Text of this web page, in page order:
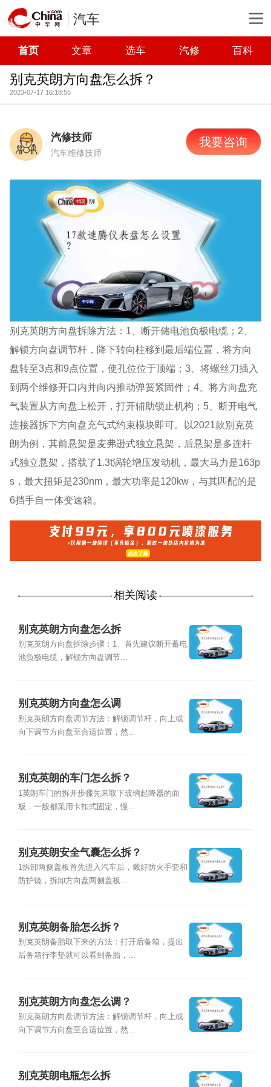
汽车
首页 文章 选车 汽修 百科
别克英朗方向盘怎么拆？
2023-07-17 16:18:55
汽修技师
汽车维修技师
我要咨询
别克英朗方向盘拆除方法：1、断开储电池负极电缆；2、
解锁方向盘调节杆，降下转向柱移到最后端位置，将方向
盘转至3点和9点位置，使孔位位于顶端；3、将螺丝刀插入
到两个维修开口内并向内推动弹簧紧固件；4、将方向盘充
气装置从方向盘上松开，打开辅助锁止机构；5、断开电气
连接器拆下方向盘充气式约束模块即可。以2021款别克英
朗为例，其前悬架是麦弗逊式独立悬架，后悬架是多连杆
式独立悬架，搭载了1.3t涡轮增压发动机，最大马力是163p
s，最大扭矩是230nm，最大功率是120kw，与其匹配的是
6挡手自一体变速箱。
相关阅读
别克英朗方向盘怎么拆
别克英朗方向盘拆除步骤：1、首先建议断开蓄电
池负极电缆，解锁方向盘调节...
别克英朗方向盘怎么调
别克英朗方向盘调节方法：解锁调节杆，向上或
向下调节方向盘至合适位置，然...
别克英朗的车门怎么拆？
1英朗车门的拆开步骤先来取下玻璃起降器的面
板，一般都采用卡扣式固定，慢...
别克英朗安全气囊怎么拆？
1拆卸两侧盖板首先进入汽车后，戴好防火手套和
防护镜，拆卸方向盘两侧盖板...
别克英朗备胎怎么拆？
别克英朗备胎取下来的方法：打开后备箱，提出
后备箱行李垫就可以看到备胎，...
别克英朗方向盘怎么调？
别克英朗方向盘调节方法：解锁调节杆，向上或
向下调节方向盘至合适位置，然...
别克英朗电瓶怎么拆